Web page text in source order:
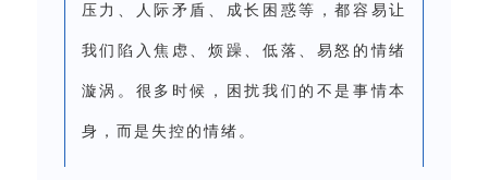
压力、人际矛盾、成长困惑等，都容易让
我们陷入焦虑、烦躁、低落、易怒的情绪
漩涡。很多时候，困扰我们的不是事情本
身，而是失控的情绪。